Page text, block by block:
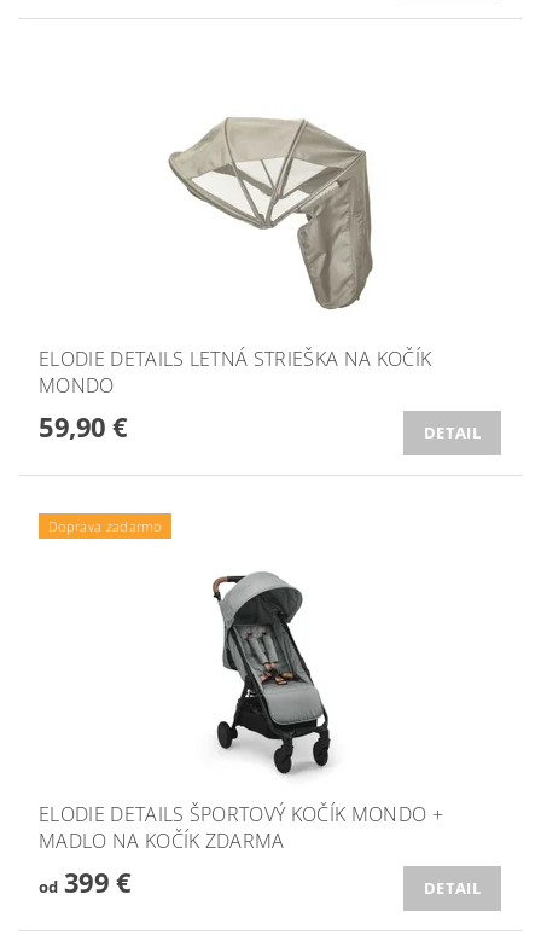
ELODIE DETAILS LETNÁ STRIEŠKA NA KOČÍK
MONDO
59,90 € DETAIL
Doprava zadarmo
ELODIE DETAILS ŠPORTOVÝ KOČÍK MONDO +
MADLO NA KOČÍK ZDARMA
od399 € DETAIL